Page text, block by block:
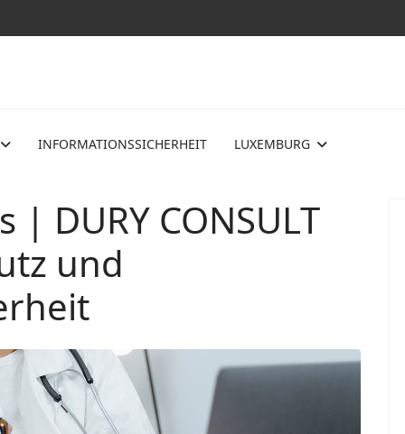
INFORMATIONSSICHERHEIT LUXEMBURG
DURY CONSULT
und